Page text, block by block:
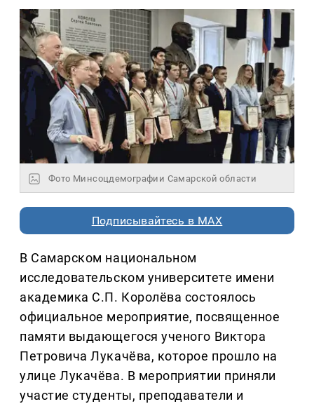
Фото Минсоцдемографии Самарской области
Подписывайтесь в MAX
В Самарском национальном
исследовательском университете имени
академика С.П. Королёва состоялось
официальное мероприятие, посвященное
памяти выдающегося ученого Виктора
Петровича Лукачёва, которое прошло на
улице Лукачёва. В мероприятии приняли
участие студенты, преподаватели и